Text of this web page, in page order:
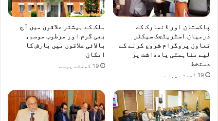
م
د
ت
ک
و
1
5
ر
ب
ڈ
س
،
ی
ٹ
ی
آ
ئ
ک
و
د
پاکستان اور ڈنمارک کے
درمیان اسٹریٹجک سیکٹر
تعاون پروگرام شروع کرنے کے
لیے مفاہمتی یادداشت پر
دستخط
19 گھنٹے پہلے
ملک کے بیشتر علاقوں میں آج
بھی گرم اور مرطوب موسم،
بالائی علاقوں میں بارش کا
امکان
19 گھنٹے پہلے